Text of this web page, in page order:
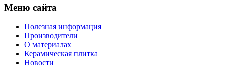
Меню сайта
Полезная информация
Производители
О материалах
Керамическая плитка
Новости